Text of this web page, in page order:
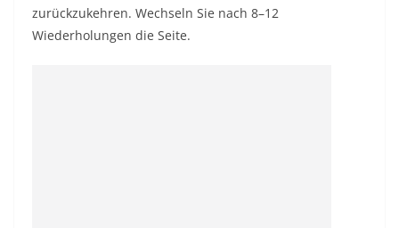
zurückzukehren. Wechseln Sie nach 8–12
Wiederholungen die Seite.